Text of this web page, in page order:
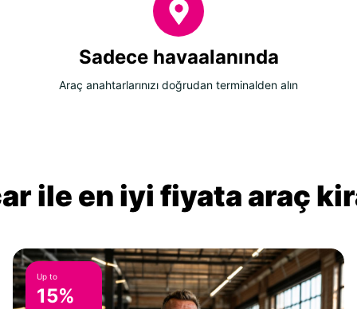
Sadece havaalanında
Araç anahtarlarınızı doğrudan terminalden alın
ile en iyi fiyata araç
Up to
15%